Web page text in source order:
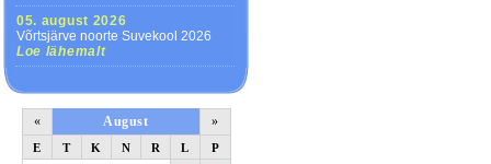
05. august 2026
Võrtsjärve noorte Suvekool 2026
Loe lähemalt
« August »
E T K N R L
P